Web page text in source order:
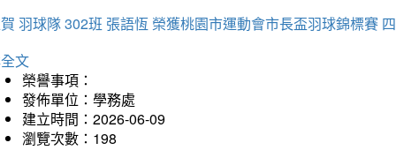
羽球隊 302班 張語恆 榮獲桃園市運動會市長盃羽球錦標賽
文
榮譽事項：
發佈單位：學務處
建立時間：2026-06-09
瀏覽次數：198